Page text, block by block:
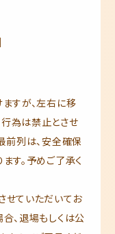
すが、左右に移
為は禁止とさせ
前列は、安全確保
す。予めご了承く
せていただいてお
、退場もしくは公